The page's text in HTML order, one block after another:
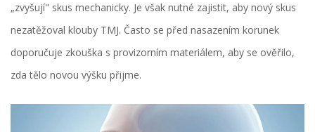
„zvyšují" skus mechanicky. Je však nutné zajistit, aby nový skus
nezatěžoval klouby TMJ. Často se před nasazením korunek
doporučuje zkouška s provizorním materiálem, aby se ověřilo,
zda tělo novou výšku přijme.